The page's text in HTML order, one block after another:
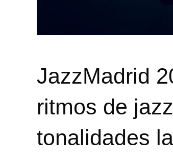
JazzMadrid
ritmos de
tonalidades